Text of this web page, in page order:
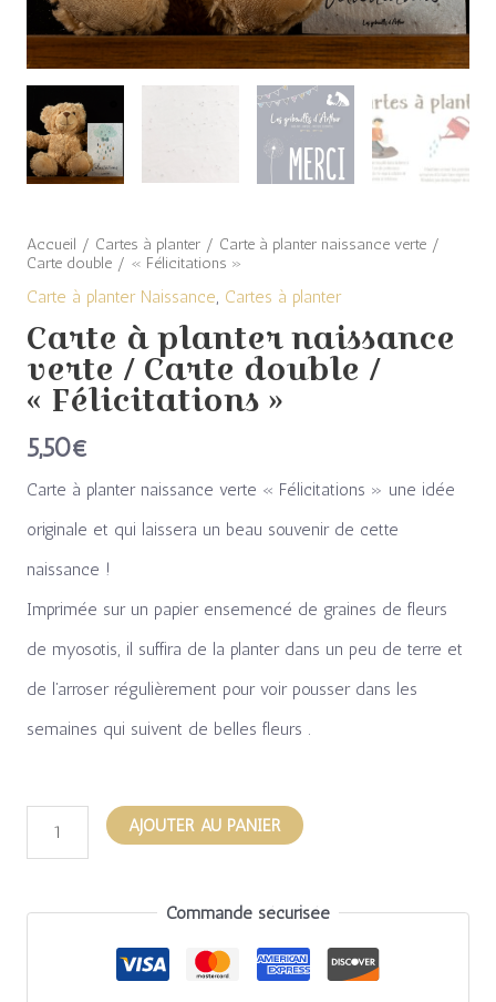
Accueil / Cartes à planter/ Carte à planter naissance verte /
Carte double / « Félicitations »
Carte à planter Naissance, Cartes à planter
Carte à planter naissance
verte / Carte double /
« Félicitations »
5,50€
Carte à planter naissance verte « Félicitations » une idée
originale et qui laissera un beau souvenir de cette
naissance !
Imprimée sur un papier ensemencé de graines de fleurs
de myosotis, il suffira de la planter dans un peu de terre et
de l’arroser régulièrement pour voir pousser dans les
semaines qui suivent de belles fleurs .
/
"Félicitations"
AJOUTER AU PANIER
Commande sécurisée